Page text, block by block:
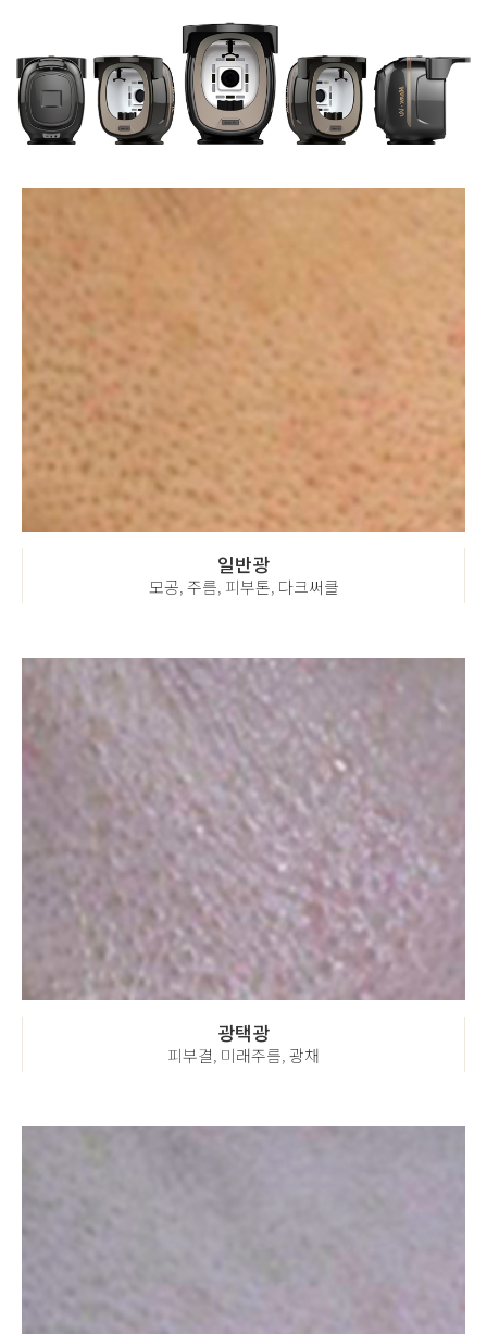
일반광
모공, 주름, 피부톤, 다크써클
광택광
피부결, 미래주름, 광채